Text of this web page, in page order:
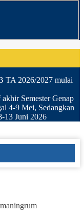
TA 2026/2027 mulai
Semester Genap
4-9 Mei, Sedangkan
13 Juni 2026